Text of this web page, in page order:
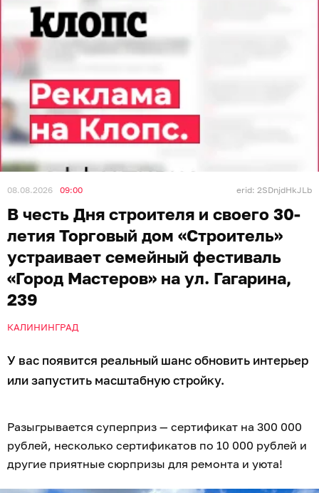
08.08.2026 09:00 erid: 2SDnjdHkJLb
В честь Дня строителя и своего 30-
летия Торговый дом «Строитель»
устраивает семейный фестиваль
«Город Мастеров» на ул. Гагарина,
239
КАЛИНИНГРАД
У вас появится реальный шанс обновить интерьер
или запустить масштабную стройку.
Разыгрывается суперприз — сертификат на 300 000
рублей, несколько сертификатов по 10 000 рублей и
другие приятные сюрпризы для ремонта и уюта!